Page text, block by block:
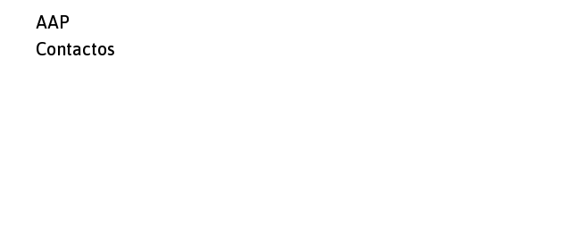
AAP
Contactos